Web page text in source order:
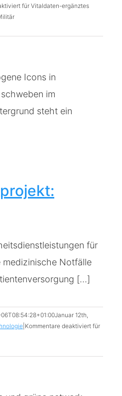
für Vitaldaten-ergänztes
für
medizinische Notfälle
[...]
Januar 12th,
Kommentare deaktiviert für